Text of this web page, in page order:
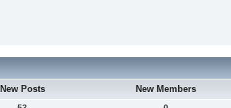
New Posts New Members